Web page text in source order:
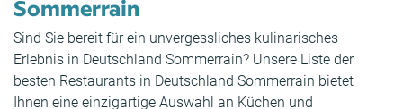
Sommerrain
Sind Sie bereit für ein unvergessliches kulinarisches
Erlebnis in Deutschland Sommerrain? Unsere Liste der
besten Restaurants in Deutschland Sommerrain bietet
Ihnen eine einzigartige Auswahl an Küchen und